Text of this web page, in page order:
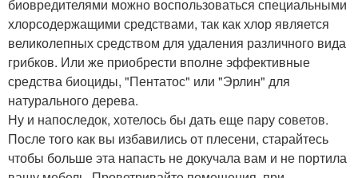
биовредителями можно воспользоваться специальными
хлорсодержащими средствами, так как хлор является
великолепных средством для удаления различного вида
грибков. Или же приобрести вполне эффективные
средства биоциды, "Пентатос" или "Эрлин" для
натурального дерева.
Ну и напоследок, хотелось бы дать еще пару советов.
После того как вы избавились от плесени, старайтесь
чтобы больше эта напасть не докучала вам и не портила